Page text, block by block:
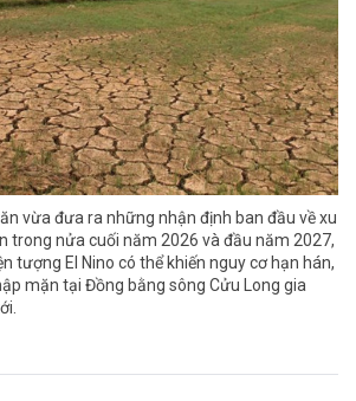
vừa đưa ra những nhận định ban đầu về xu
trong nửa cuối năm 2026 và đầu năm 2027,
tượng El Nino có thể khiến nguy cơ hạn hán,
mặn tại Đồng bằng sông Cửu Long gia